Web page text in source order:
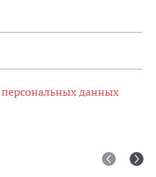
персональных данных